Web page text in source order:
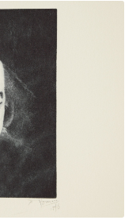
in der Kunst